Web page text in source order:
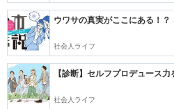
ウワサの真実がここにある！
社会人ライフ
【診断】セルフプロデュース
社会人ライフ